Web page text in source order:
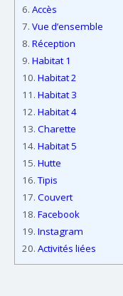
6. Accès
7. Vue d’ensemble
8. Réception
9. Habitat 1
10. Habitat 2
11. Habitat 3
12. Habitat 4
13. Charette
14. Habitat 5
15. Hutte
16.Tipis
17. Couvert
18. Facebook
19. Instagram
20. Activités liées